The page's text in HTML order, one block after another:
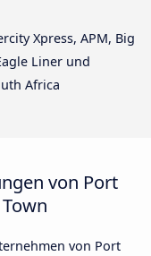
Xpress, APM, Big
Liner und
Africa
von Port
von Port